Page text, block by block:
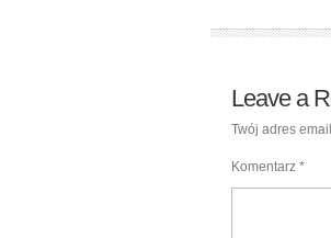
Leave a
Twój adres
Komentarz *